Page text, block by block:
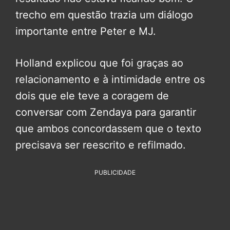
trecho em questão trazia um diálogo
importante entre Peter e MJ.
Holland explicou que foi graças ao
relacionamento e à intimidade entre os
dois que ele teve a coragem de
conversar com Zendaya para garantir
que ambos concordassem que o texto
precisava ser reescrito e refilmado.
PUBLICIDADE